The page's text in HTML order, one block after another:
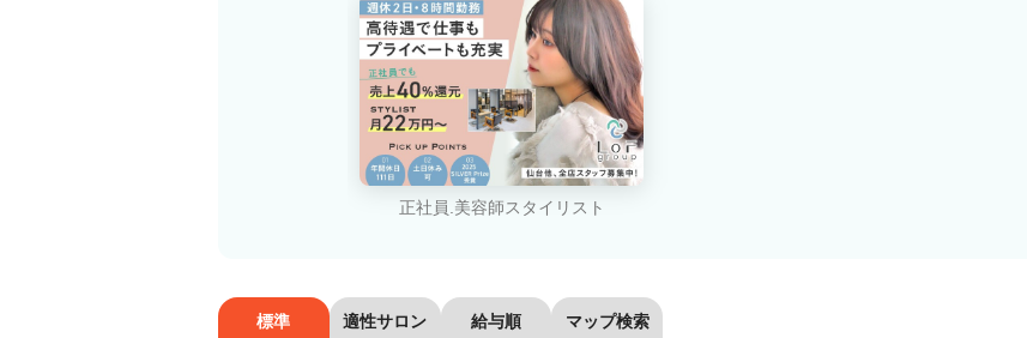
正社員.美容師スタイリスト
標準 適性サロン 給与順 マップ検索